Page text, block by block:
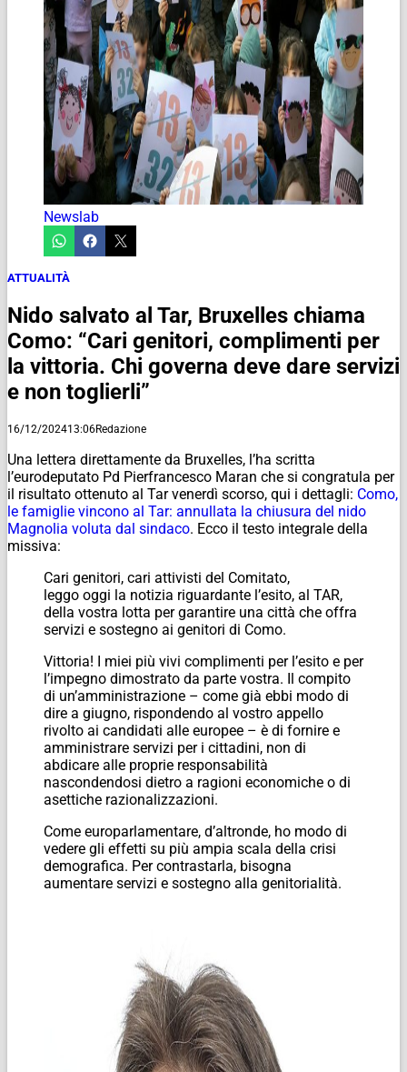
Newslab
ATTUALITÀ
Nido salvato al Tar, Bruxelles chiama
Como: “Cari genitori, complimenti per
la vittoria. Chi governa deve dare servizi
e non toglierli”
16/12/202413:06Redazione
Una lettera direttamente da Bruxelles, l’ha scritta
l’eurodeputato Pd Pierfrancesco Maran che si congratula per
il risultato ottenuto al Tar venerdì scorso, qui i dettagli: Como,
le famiglie vincono al Tar: annullata la chiusura del nido
Magnolia voluta dal sindaco. Ecco il testo integrale della
missiva:
Cari genitori, cari attivisti del Comitato,
leggo oggi la notizia riguardante l’esito, al TAR,
della vostra lotta per garantire una città che offra
servizi e sostegno ai genitori di Como.
Vittoria! I miei più vivi complimenti per l’esito e per
l’impegno dimostrato da parte vostra. Il compito
di un’amministrazione – come già ebbi modo di
dire a giugno, rispondendo al vostro appello
rivolto ai candidati alle europee – è di fornire e
amministrare servizi per i cittadini, non di
abdicare alle proprie responsabilità
nascondendosi dietro a ragioni economiche o di
asettiche razionalizzazioni.
Come europarlamentare, d’altronde, ho modo di
vedere gli effetti su più ampia scala della crisi
demografica. Per contrastarla, bisogna
aumentare servizi e sostegno alla genitorialità.